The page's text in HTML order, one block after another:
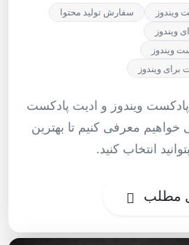
ویندوز
سفارش تولید محتوا
ویندوز
ویندوز
ویندوز
پادکست ویندوز و ادیت پادکست
معرفی کنیم تا بهترین
انتخاب کنید.
مطلب